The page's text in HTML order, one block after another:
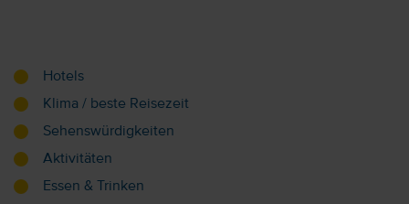
Hotels
Klima / beste Reisezeit
Sehenswürdigkeiten
Aktivitäten
Essen & Trinken